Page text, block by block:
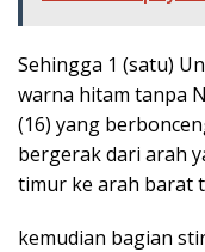
Sehingga 1 (satu)
warna hitam tanpa
(16) yang
bergerak dari arah
timur ke arah barat
kemudian bagian